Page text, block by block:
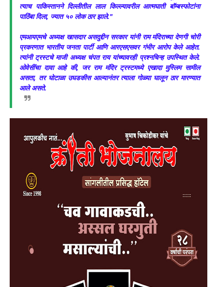
त्याच पाकिस्तानने दिल्लीतील लाल किल्ल्यावरील आत्मघाती बॉम्बस्फोटांना
पाठिंबा दिला, ज्यात ५० लोक ठार झाले."
एमआयएमचे अध्यक्ष खासदार असदुद्दीन सरकार यांनी राम मंदिराच्या देणगी चोरी
प्रकरणात भारतीय जनता पार्टी आणि आरएसएसवर गंभीर आरोप केले आहेत.
त्यांनी ट्रस्टचे माजी अध्यक्ष चंपत राय यांच्यावरही प्रश्नचिन्ह उपस्थित केले.
ओवेसींचा दावा आहे की, जर राम मंदिर ट्रस्टमध्ये एखादा मुस्लिम सामील
असता, तर घोटाळा उघडकीस आल्यानंतर त्याला गोळ्या घालून ठार मारण्यात
आले असते.